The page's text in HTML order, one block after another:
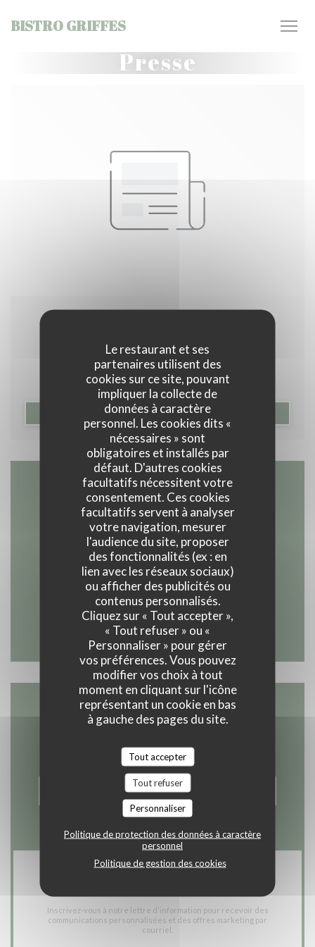
Le restaurant et ses
partenaires utilisent des
cookies sur ce site, pouvant
impliquer la collecte de
données à caractère
personnel. Les cookies dits «
nécessaires » sont
obligatoires et installés par
défaut. D'autres cookies
facultatifs nécessitent votre
consentement. Ces cookies
facultatifs servent à analyser
votre navigation, mesurer
l'audience du site, proposer
des fonctionnalités (ex : en
lien avec les réseaux sociaux)
ou afficher des publicités ou
contenus personnalisés.
Cliquez sur « Tout accepter »,
« Tout refuser » ou «
Personnaliser » pour gérer
vos préférences. Vous pouvez
modifier vos choix à tout
moment en cliquant sur l'icône
représentant un cookie en bas
à gauche des pages du site.
Tout accepter
Tout refuser
Personnaliser
Politique de protection des données à caractère
personnel
Politique de gestion des cookies
BISTRO GRIFFES
Presse
FIGARO SEPTEMBRE 2023
VOIR L'ARTICLE((OUVRE UNE NOUVELLE
Accès/Contact
7 Rue Gros 75016 Paris((ouvre une nouvelle
01 40 50 88 30
Instagram ((ouvre une
Nous contacter
RÉSERVER
Inscrivez-vous à notre lettre d'information pour recevoir des
communications personnalisées et des offres marketing par
courriel.